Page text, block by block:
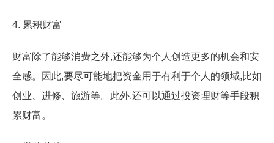
4. 累积财富
财富除了能够消费之外,还能够为个人创造更多的机会和安
全感。因此,要尽可能地把资金用于有利于个人的领域,比如
创业、进修、旅游等。此外,还可以通过投资理财等手段积
累财富。